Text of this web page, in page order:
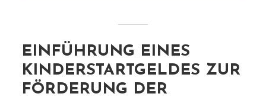
EINFÜHRUNG EINES
KINDERSTARTGELDES ZUR
FÖRDERUNG DER